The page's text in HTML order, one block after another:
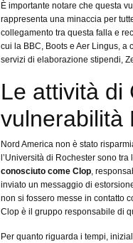
È importante notare che questa
rappresenta una minaccia per
collegamento tra questa falla e
cui la BBC, Boots e Aer Lingus, a
servizi di elaborazione stipendi,
Le attività di
vulnerabilità
Nord America non è stato
l’Università di Rochester sono
conosciuto come Clop,
inviato un messaggio di
non si fossero messe in contatto
Clop è il gruppo responsabile di
Per quanto riguarda i tempi,